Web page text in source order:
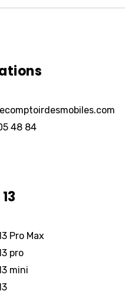
48 84
Pro Max
pro
mini